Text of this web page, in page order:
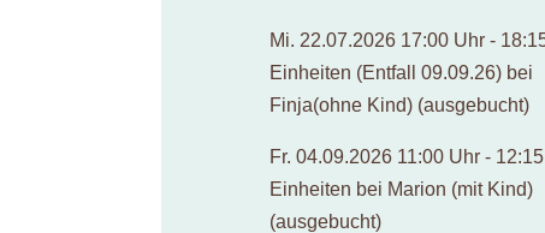
Mi. 22.07.2026 17:00 Uhr -
Einheiten (Entfall 09.09.26) bei
Finja(ohne Kind) (ausgebucht)
Fr. 04.09.2026 11:00 Uhr -
Einheiten bei Marion (mit Kind)
(ausgebucht)